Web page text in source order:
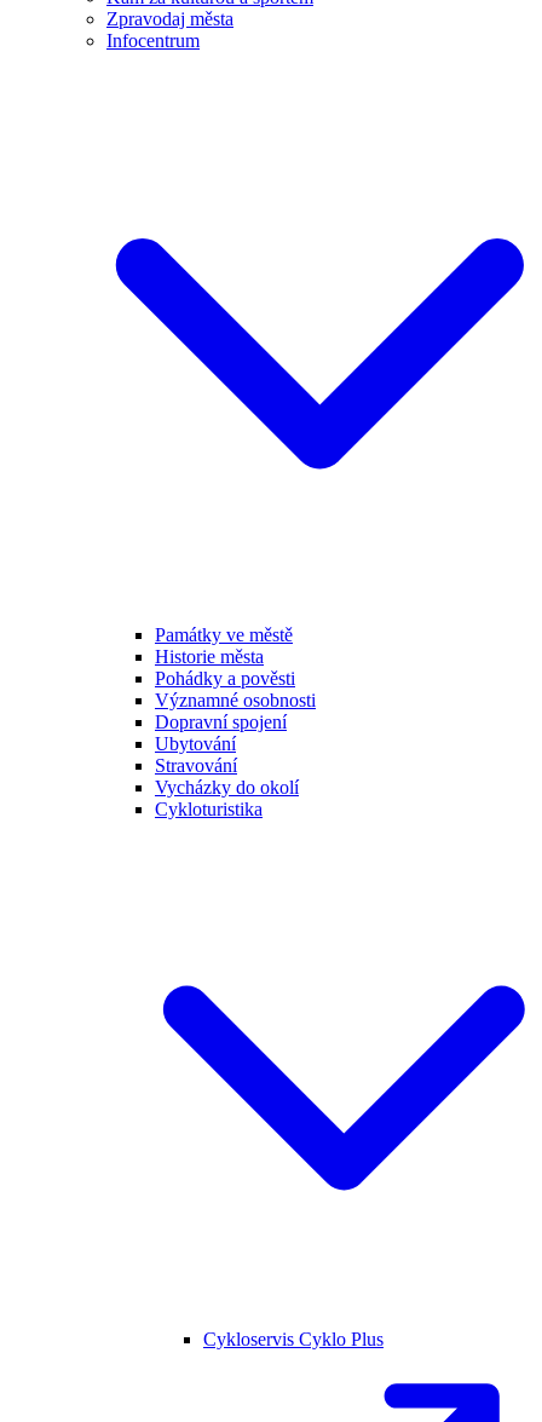
Zpravodaj města
Infocentrum
Památky ve městě
Historie města
Pohádky a pověsti
Významné osobnosti
Dopravní spojení
Ubytování
Stravování
Vycházky do okolí
Cykloturistika
Cykloservis Cyklo Plus